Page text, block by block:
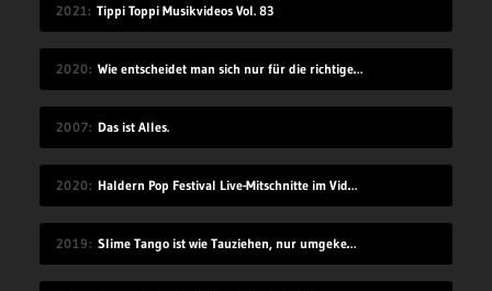
2021 Tippi Toppi Musikvideos Vol. 83
2020 Wie entscheidet man sich nur für die richtige Idee?
2007 Das ist Alles.
2020 Haldern Pop Festival Live-Mitschnitte im Videostream (2008-2019)
2019 Slime Tango ist wie Tauziehen, nur umgekehrt